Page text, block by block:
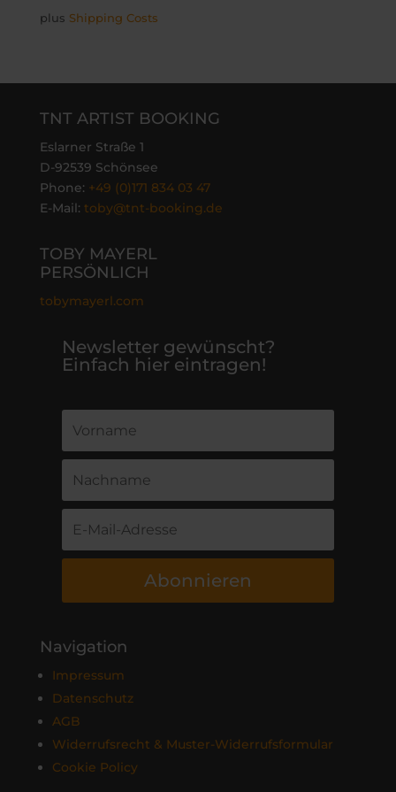
plus Shipping Costs
TNT ARTIST BOOKING
Eslarner Straße 1
D-92539 Schönsee
Phone: +49 (0)171 834 03 47
E-Mail: toby@tnt-booking.de
TOBY MAYERL
PERSÖNLICH
tobymayerl.com
Newsletter gewünscht?
Einfach hier eintragen!
Abonnieren
Navigation
Impressum
Datenschutz
AGB
Widerrufsrecht & Muster-Widerrufsformular
Cookie Policy